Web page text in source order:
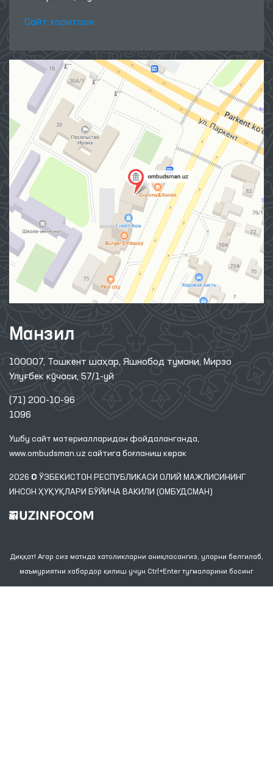
Сайт харитаси
Манзил
100007, Тошкент шаҳар, Яшнобод тумани, Мирзо
Улуғбек кўчаси, 57/1-уй
(71) 200-10-96
1096
Ушбу сайт материалларидан фойдаланганда,
www.ombudsman.uz сайтига боғланиш керак
2026 © ЎЗБЕКИСТОН РЕСПУБЛИКАСИ ОЛИЙ МАЖЛИСИНИНГ
ИНСОН ҲУҚУҚЛАРИ БЎЙИЧА ВАКИЛИ (ОМБУДСМАН)
Диққат! Агар сиз матнда хатоликларни аниқласангиз, уларни белгилаб,
маъмуриятни хабардор қилиш учун Ctrl+Enter тугмаларини босинг